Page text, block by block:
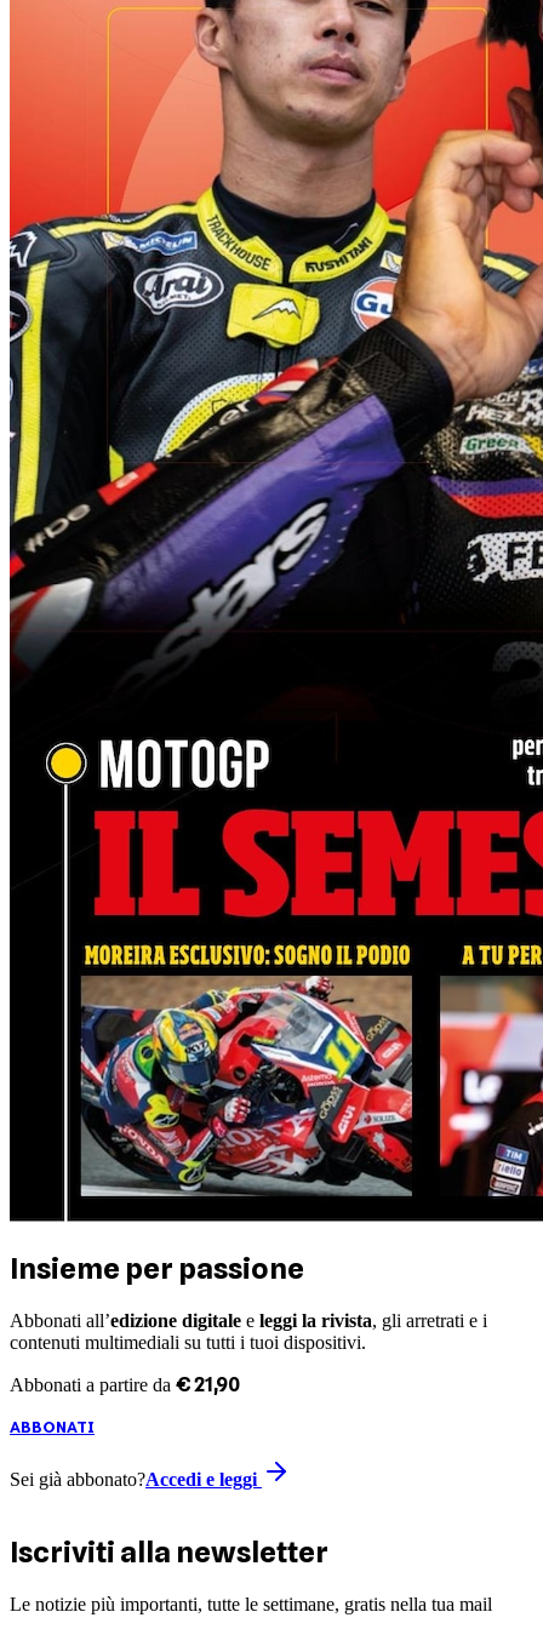
Insieme per passione
Abbonati all’edizione digitale e leggi la rivista, gli arretrati e i
contenuti multimediali su tutti i tuoi dispositivi.
Abbonati a partire da €21,90
ABBONATI
Sei già abbonato?Accedi e leggi
Iscriviti alla newsletter
Le notizie più importanti, tutte le settimane, gratis nella tua mail